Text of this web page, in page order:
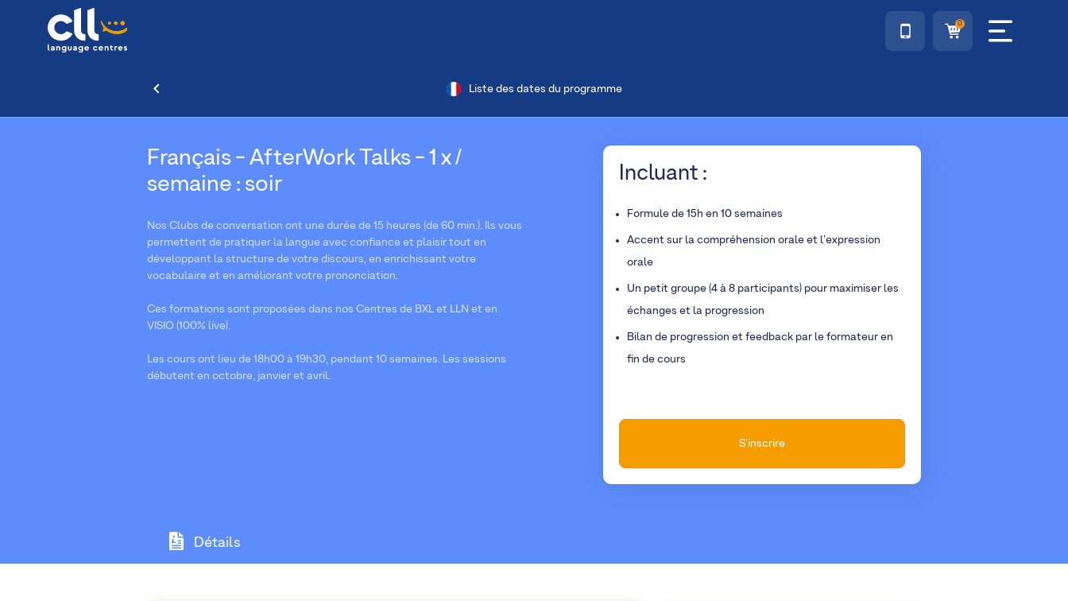
0
Liste des dates du programme
Français - AfterWork Talks - 1 x /
semaine : soir
Nos Clubs de conversation ont une durée de 15 heures (de 60 min.). Ils vous
permettent de pratiquer la langue avec confiance et plaisir tout en
développant la structure de votre discours, en enrichissant votre
vocabulaire et en améliorant votre prononciation.
Ces formations sont proposées dans nos Centres de BXL et LLN et en
VISIO (100% live).
Les cours ont lieu de 18h00 à 19h30, pendant 10 semaines. Les sessions
débutent en octobre, janvier et avril.
Incluant :
Formule de 15h en 10 semaines
Accent sur la compréhension orale et l'expression
orale
Un petit groupe (4 à 8 participants) pour maximiser les
échanges et la progression
Bilan de progression et feedback par le formateur en
fin de cours
S'inscrire
Détails